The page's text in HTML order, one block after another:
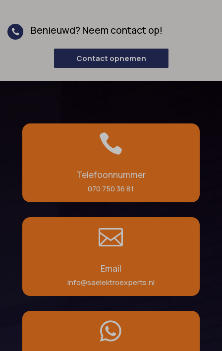
 Benieuwd? Neem contact op!
Contact opnemen

Telefoonnummer
070 750 36 81

Email
info@saelektroexperts.nl
